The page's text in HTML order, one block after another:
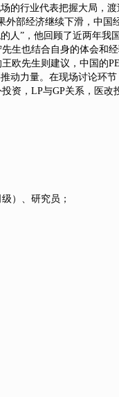
的行业代表把握大局，
外部经济继续下滑，中国
人”，他回顾了近两年我
生也结合自身的体会和
欧先生则建议，中国的
动力量。在现场讨论环
资，LP与GP关系，医改
）、研究员；